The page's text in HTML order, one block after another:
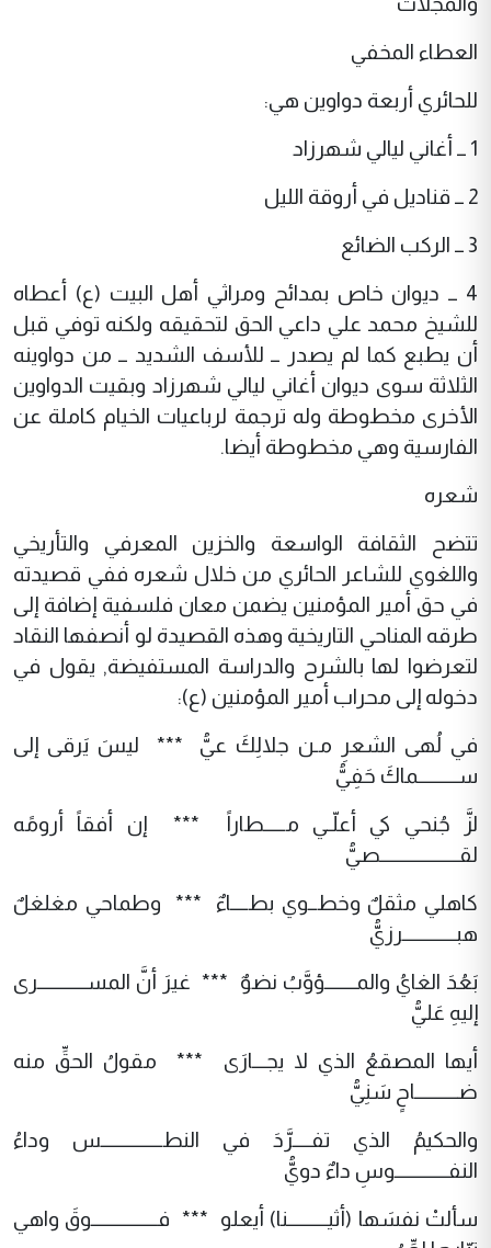
العطاء المخفي
للحائري أربعة دواوين هي:
1 ــ أغاني ليالي شهرزاد
2 ــ قناديل في أروقة الليل
3 ــ الركب الضائع
4 ــ ديوان خاص بمدائح ومراثي أهل البيت (ع) أعطاه
للشيخ محمد علي داعي الحق لتحقيقه ولكنه توفي قبل
أن يطبع كما لم يصدر ــ للأسف الشديد ــ من دواوينه
الثلاثة سوى ديوان أغاني ليالي شهرزاد وبقيت الدواوين
الأخرى مخطوطة وله ترجمة لرباعيات الخيام كاملة عن
الفارسية وهي مخطوطة أيضا.
شعره
تتضح الثقافة الواسعة والخزين المعرفي والتأريخي
واللغوي للشاعر الحائري من خلال شعره ففي قصيدته
في حق أمير المؤمنين يضمن معان فلسفية إضافة إلى
طرقه المناحي التاريخية وهذه القصيدة لو أنصفها النقاد
لتعرضوا لها بالشرح والدراسة المستفيضة, يقول في
دخوله إلى محراب أمير المؤمنين (ع):
في لُهى الشعرِ مـن جلالِكَ عيُّ *** ليسَ يَرقى إلى
ســـــــــماكَ حَفِيُّ
لزَّ جُنحي كي أعلّـي مـــــطاراً *** إن أفقاً أرومًه
لقــــــــــــــــــصيُّ
كاهلي مثقلٌ وخطــوي بطــــاءٌ *** وطماحي مغلغلٌ
هبــــــــــــرزيُّ
بَعُدَ الغايُ والمـــــــؤوَّبُ نضوٌ *** غيرَ أنَّ المســـــــــــرى
إليهِ عَليُّ
أيها المصقعُ الذي لا يجـــارَى *** مقولُ الحقِّ منه
ضــــــــــاحٍ سَنِيُّ
والحكيمُ الذي تفــــرَّدَ في النطــــــــــــــس وداءُ
النفــــــــــــوسِ داءٌ دويُّ
سألتْ نفسَها (أثيـــــــــنا) أيعلو *** فـــــــــــــــوقَ واهي